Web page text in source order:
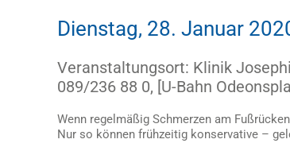
Dienstag, 28. Januar
Veranstaltungsort: Klinik
089/236 88 0, [U-Bahn
Wenn regelmäßig Schmerzen am
Nur so können frühzeitig konservative –